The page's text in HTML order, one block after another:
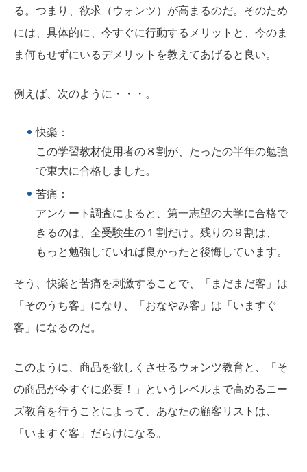
る。つまり、欲求（ウォンツ）が高まるのだ。そのため
には、具体的に、今すぐに行動するメリットと、今のま
ま何もせずにいるデメリットを教えてあげると良い。
例えば、次のように・・・。
快楽：
この学習教材使用者の８割が、たったの半年の勉強
で東大に合格しました。
苦痛：
アンケート調査によると、第一志望の大学に合格で
きるのは、全受験生の１割だけ。残りの９割は、
もっと勉強していれば良かったと後悔しています。
そう、快楽と苦痛を刺激することで、「まだまだ客」は
「そのうち客」になり、「おなやみ客」は「いますぐ
客」になるのだ。
このように、商品を欲しくさせるウォンツ教育と、「そ
の商品が今すぐに必要！」というレベルまで高めるニー
ズ教育を行うことによって、あなたの顧客リストは、
「いますぐ客」だらけになる。